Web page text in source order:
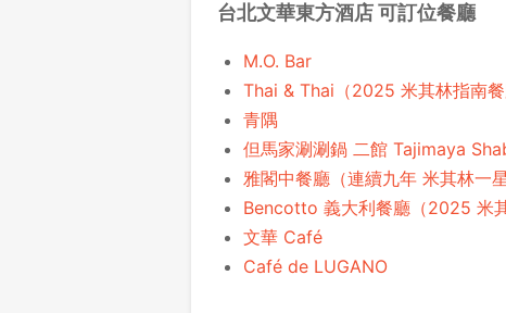
台北文華東方酒店 可訂位餐廳
M.O. Bar
Thai & Thai（2025 米其林指南餐
青隅
但馬家涮涮鍋 二館 Tajimaya
雅閣中餐廳（連續九年 米其林一星
Bencotto 義大利餐廳（2025 米
文華 Café
Café de LUGANO